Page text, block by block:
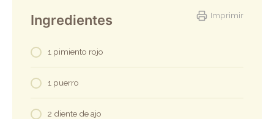
Imprimir
Ingredientes
1 pimiento rojo
1 puerro
2 diente de ajo